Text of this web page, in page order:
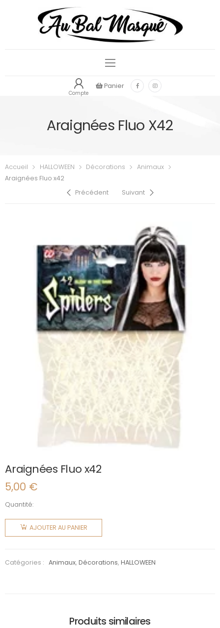
Compte
Panier
Araignées Fluo X42
Accueil HALLOWEEN Décorations
Animaux
Araignées Fluo x42
Précédent
Suivant
Araignées Fluo x42
5,00 €
Quantité:
quantité
Araignées
AJOUTER AU PANIER
Catégories : Animaux,Décorations,HALLOWEEN
Produits similaires